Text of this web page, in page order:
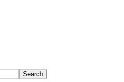
Search